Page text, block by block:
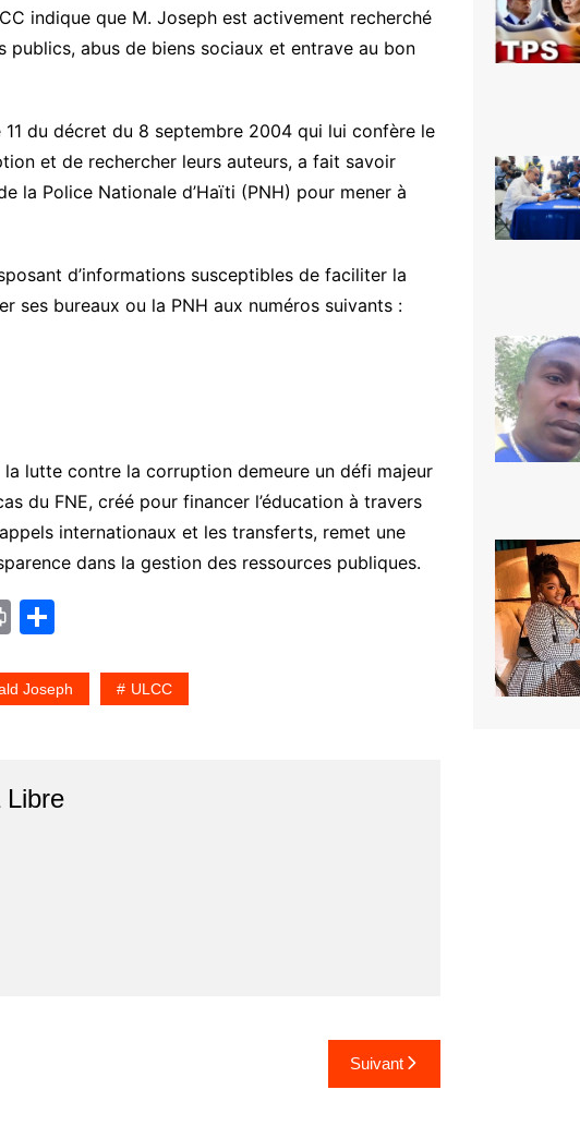
indique que M. Joseph est activement recherché
abus de biens sociaux et entrave au bon
11 du décret du 8 septembre 2004 qui lui confère le
et de rechercher leurs auteurs, a fait savoir
la Police Nationale d’Haïti (PNH) pour mener à
d’informations susceptibles de faciliter la
ses bureaux ou la PNH aux numéros suivants :
lutte contre la corruption demeure un défi majeur
du FNE, créé pour financer l’éducation à travers
internationaux et les transferts, remet une
dans la gestion des ressources publiques.
Pr
t
ta
Joseph ULCC
Libre
Suivant